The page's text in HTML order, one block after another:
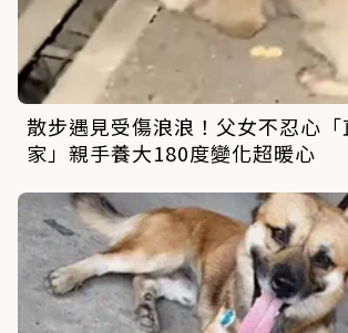
散步遇見受傷浪浪！父女不忍心
家」親手養大180度變化超暖心